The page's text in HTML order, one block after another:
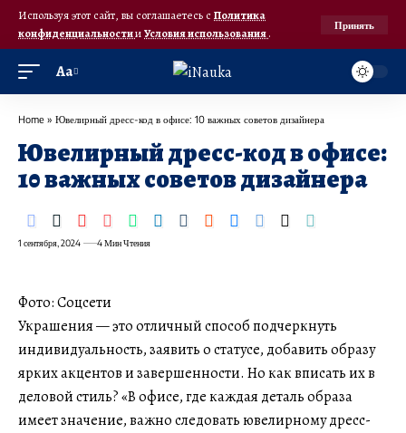
Используя этот сайт, вы соглашаетесь с Политика
конфиденциальностииУсловия использования.
Принять
Аа
Home » Ювелирный дресс-код в офисе: 10 важных советов дизайнера
Ювелирный дресс-код в офисе:
10 важных советов дизайнера
1 сентября, 2024 4 Мин Чтения
Фото: Соцсети
Украшения — это отличный способ подчеркнуть
индивидуальность, заявить о статусе, добавить образу
ярких акцентов и завершенности. Но как вписать их в
деловой стиль? «В офисе, где каждая деталь образа
имеет значение, важно следовать ювелирному дресс-